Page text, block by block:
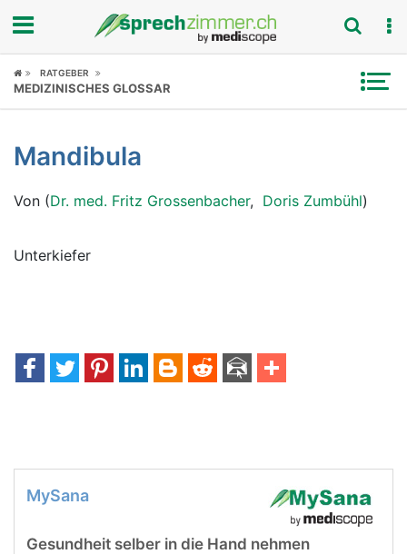
Fokus
Symptome
Untersuchungen
News
RATGEBER
MEDIZINISCHES GLOSSAR
Mandibula
Von (Dr. med. Fritz Grossenbacher, Doris Zumbühl)
Unterkiefer
MySana
Gesundheit selber in die Hand nehmen